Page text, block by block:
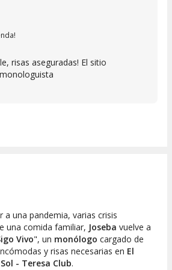
risas aseguradas! El sitio
a una pandemia, varias crisis
una comida familiar, Joseba vuelve a
Vivo", un monólogo cargado de
y risas necesarias en El
- Teresa Club.